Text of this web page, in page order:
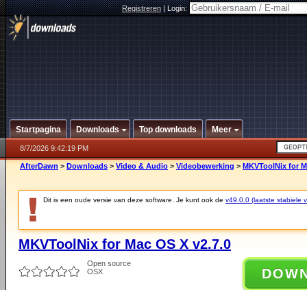
Registreren|Login:
Startpagina Downloads Top downloads Meer
8/7/2026 9:42:19 PM
AfterDawn > Downloads > Video & Audio > Videobewerking > MKVToolNix for
Dit is een oude versie van deze software. Je kunt ook de v49.0.0 (laatste stabiele
MKVToolNix for Mac OS X v2.7.0
Open source
OSX